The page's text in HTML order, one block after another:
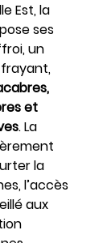
Est, la
ses
un
et
. La
la
l’accès
aux